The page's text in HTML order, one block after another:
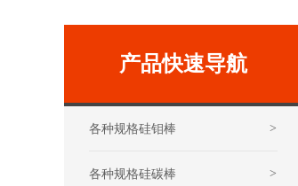
产品快速导航
各种规格硅钼棒 >
各种规格硅碳棒 >